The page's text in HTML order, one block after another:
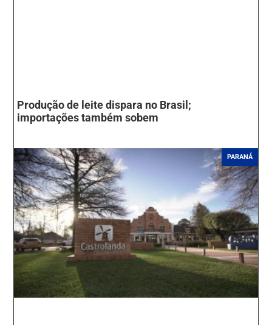
Produção de leite dispara no Brasil;
importações também sobem
PARANÁ